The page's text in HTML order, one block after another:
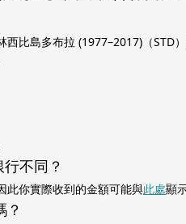
西比島多布拉 (1977–2017)（STD
不同？
此你實際收到的金額可能與此處顯
？